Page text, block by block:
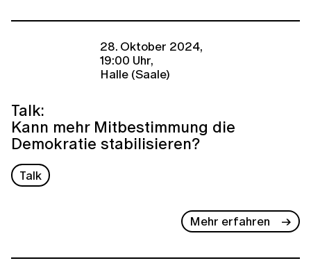
28. Oktober 2024,
19:00 Uhr,
Halle (Saale)
Talk:
Kann mehr Mitbestimmung die
Demokratie stabilisieren?
Talk
Mehr erfahren